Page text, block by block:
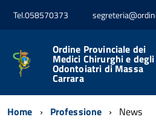
Tel.058570373
Ordine Provinciale dei
Medici Chirurghi e degli
Odontoiatri di Massa
Carrara
Home Professione News